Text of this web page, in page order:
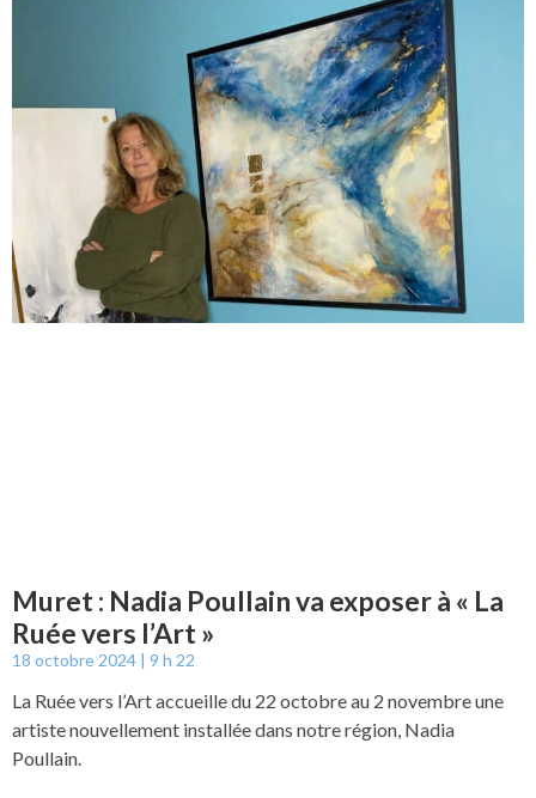
Muret : Nadia Poullain va exposer à « La
Ruée vers l’Art »
18 octobre 2024 9 h 22
La Ruée vers l’Art accueille du 22 octobre au 2 novembre une
artiste nouvellement installée dans notre région, Nadia
Poullain.